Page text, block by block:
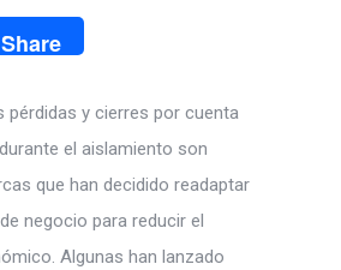
Share
pérdidas y cierres por cuenta
el aislamiento son
que han decidido readaptar
negocio para reducir el
Algunas han lanzado